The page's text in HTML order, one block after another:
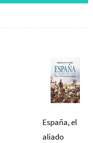
España, el
aliado